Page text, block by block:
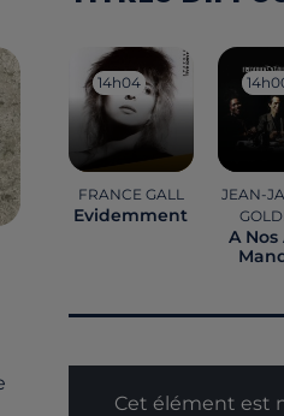
14h04
14h04
FRANCE GALL
Evidemment
JEAN-
A Nos
Cet élément est